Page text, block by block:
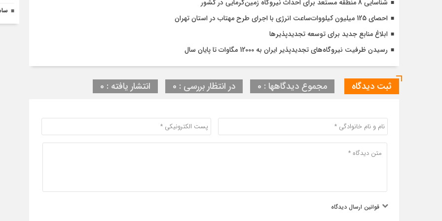
شناسایی 8 منطقه مستعد برای احداث نیروگاه زمین‌گرمایی در کشور
احصای 125 میلیون کیلووات‌ساعت انرژی با اجرای طرح مهتاب در استان تهران
ابلاغ منابع جدید برای توسعه تجدیدپذیرها
رسیدن ظرفیت نیروگاه‌های تجدیدپذیر ایران به 12000 مگاوات تا پایان سال
ثبت دیدگاه مجموع دیدگاهها : 0 در انتظار بررسی : 0 انتشار یافته : 0
قوانین ارسال دیدگاه